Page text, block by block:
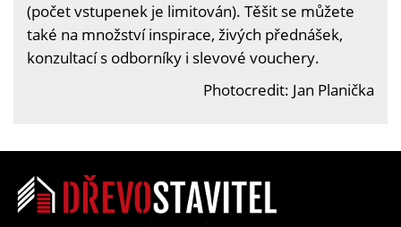
(počet vstupenek je limitován). Těšit se můžete
také na množství inspirace, živých přednášek,
konzultací s odborníky i slevové vouchery.
Photocredit: Jan Planička